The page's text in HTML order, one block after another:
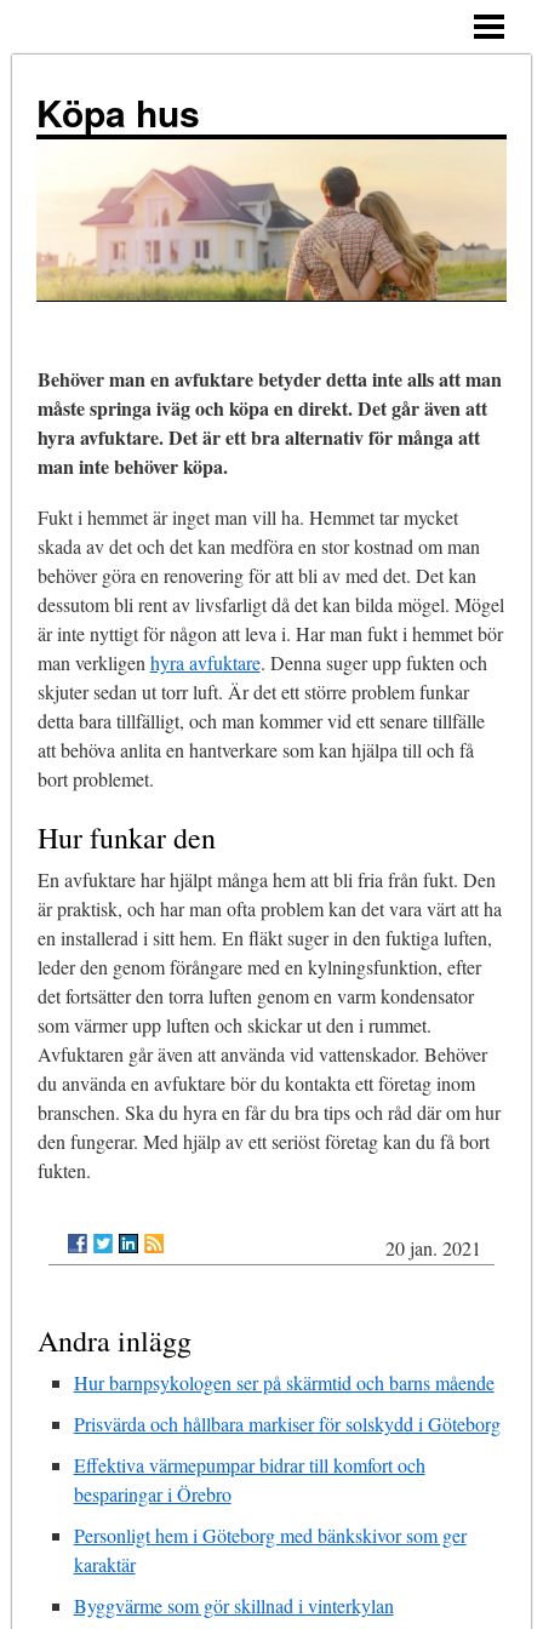
TIPS
NÄR KÖPA?
KOSTNADER
BLOGG
Köpa hus
Behöver man en avfuktare betyder detta inte alls att man
måste springa iväg och köpa en direkt. Det går även att
hyra avfuktare. Det är ett bra alternativ för många att
man inte behöver köpa.
Fukt i hemmet är inget man vill ha. Hemmet tar mycket
skada av det och det kan medföra en stor kostnad om man
behöver göra en renovering för att bli av med det. Det kan
dessutom bli rent av livsfarligt då det kan bilda mögel. Mögel
är inte nyttigt för någon att leva i. Har man fukt i hemmet bör
man verkligen hyra avfuktare. Denna suger upp fukten och
skjuter sedan ut torr luft. Är det ett större problem funkar
detta bara tillfälligt, och man kommer vid ett senare tillfälle
att behöva anlita en hantverkare som kan hjälpa till och få
bort problemet.
Hur funkar den
En avfuktare har hjälpt många hem att bli fria från fukt. Den
är praktisk, och har man ofta problem kan det vara värt att ha
en installerad i sitt hem. En fläkt suger in den fuktiga luften,
leder den genom förångare med en kylningsfunktion, efter
det fortsätter den torra luften genom en varm kondensator
som värmer upp luften och skickar ut den i rummet.
Avfuktaren går även att använda vid vattenskador. Behöver
du använda en avfuktare bör du kontakta ett företag inom
branschen. Ska du hyra en får du bra tips och råd där om hur
den fungerar. Med hjälp av ett seriöst företag kan du få bort
fukten.
20 jan. 2021
Andra inlägg
Hur barnpsykologen ser på skärmtid och barns mående
Prisvärda och hållbara markiser för solskydd i Göteborg
Effektiva värmepumpar bidrar till komfort och
besparingar i Örebro
Personligt hem i Göteborg med bänkskivor som ger
karaktär
Byggvärme som gör skillnad i vinterkylan